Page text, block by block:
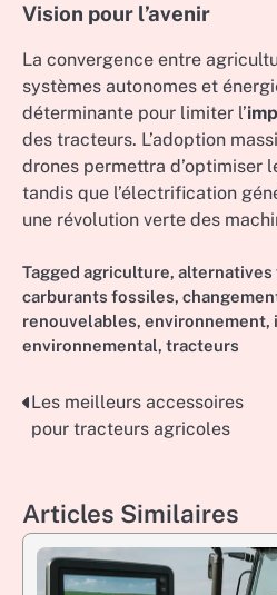
Vision pour l’avenir
La convergence entre
systèmes autonomes et
déterminante pour limiter l’
des tracteurs. L’adoption
drones permettra d’optimiser
tandis que l’électrification
une révolution verte des
Tagged agriculture, alternatives
carburants fossiles,
renouvelables, environnement,
environnemental, tracteurs
Post
navigation
Les meilleurs accessoires
pour tracteurs agricoles
Articles Similaires